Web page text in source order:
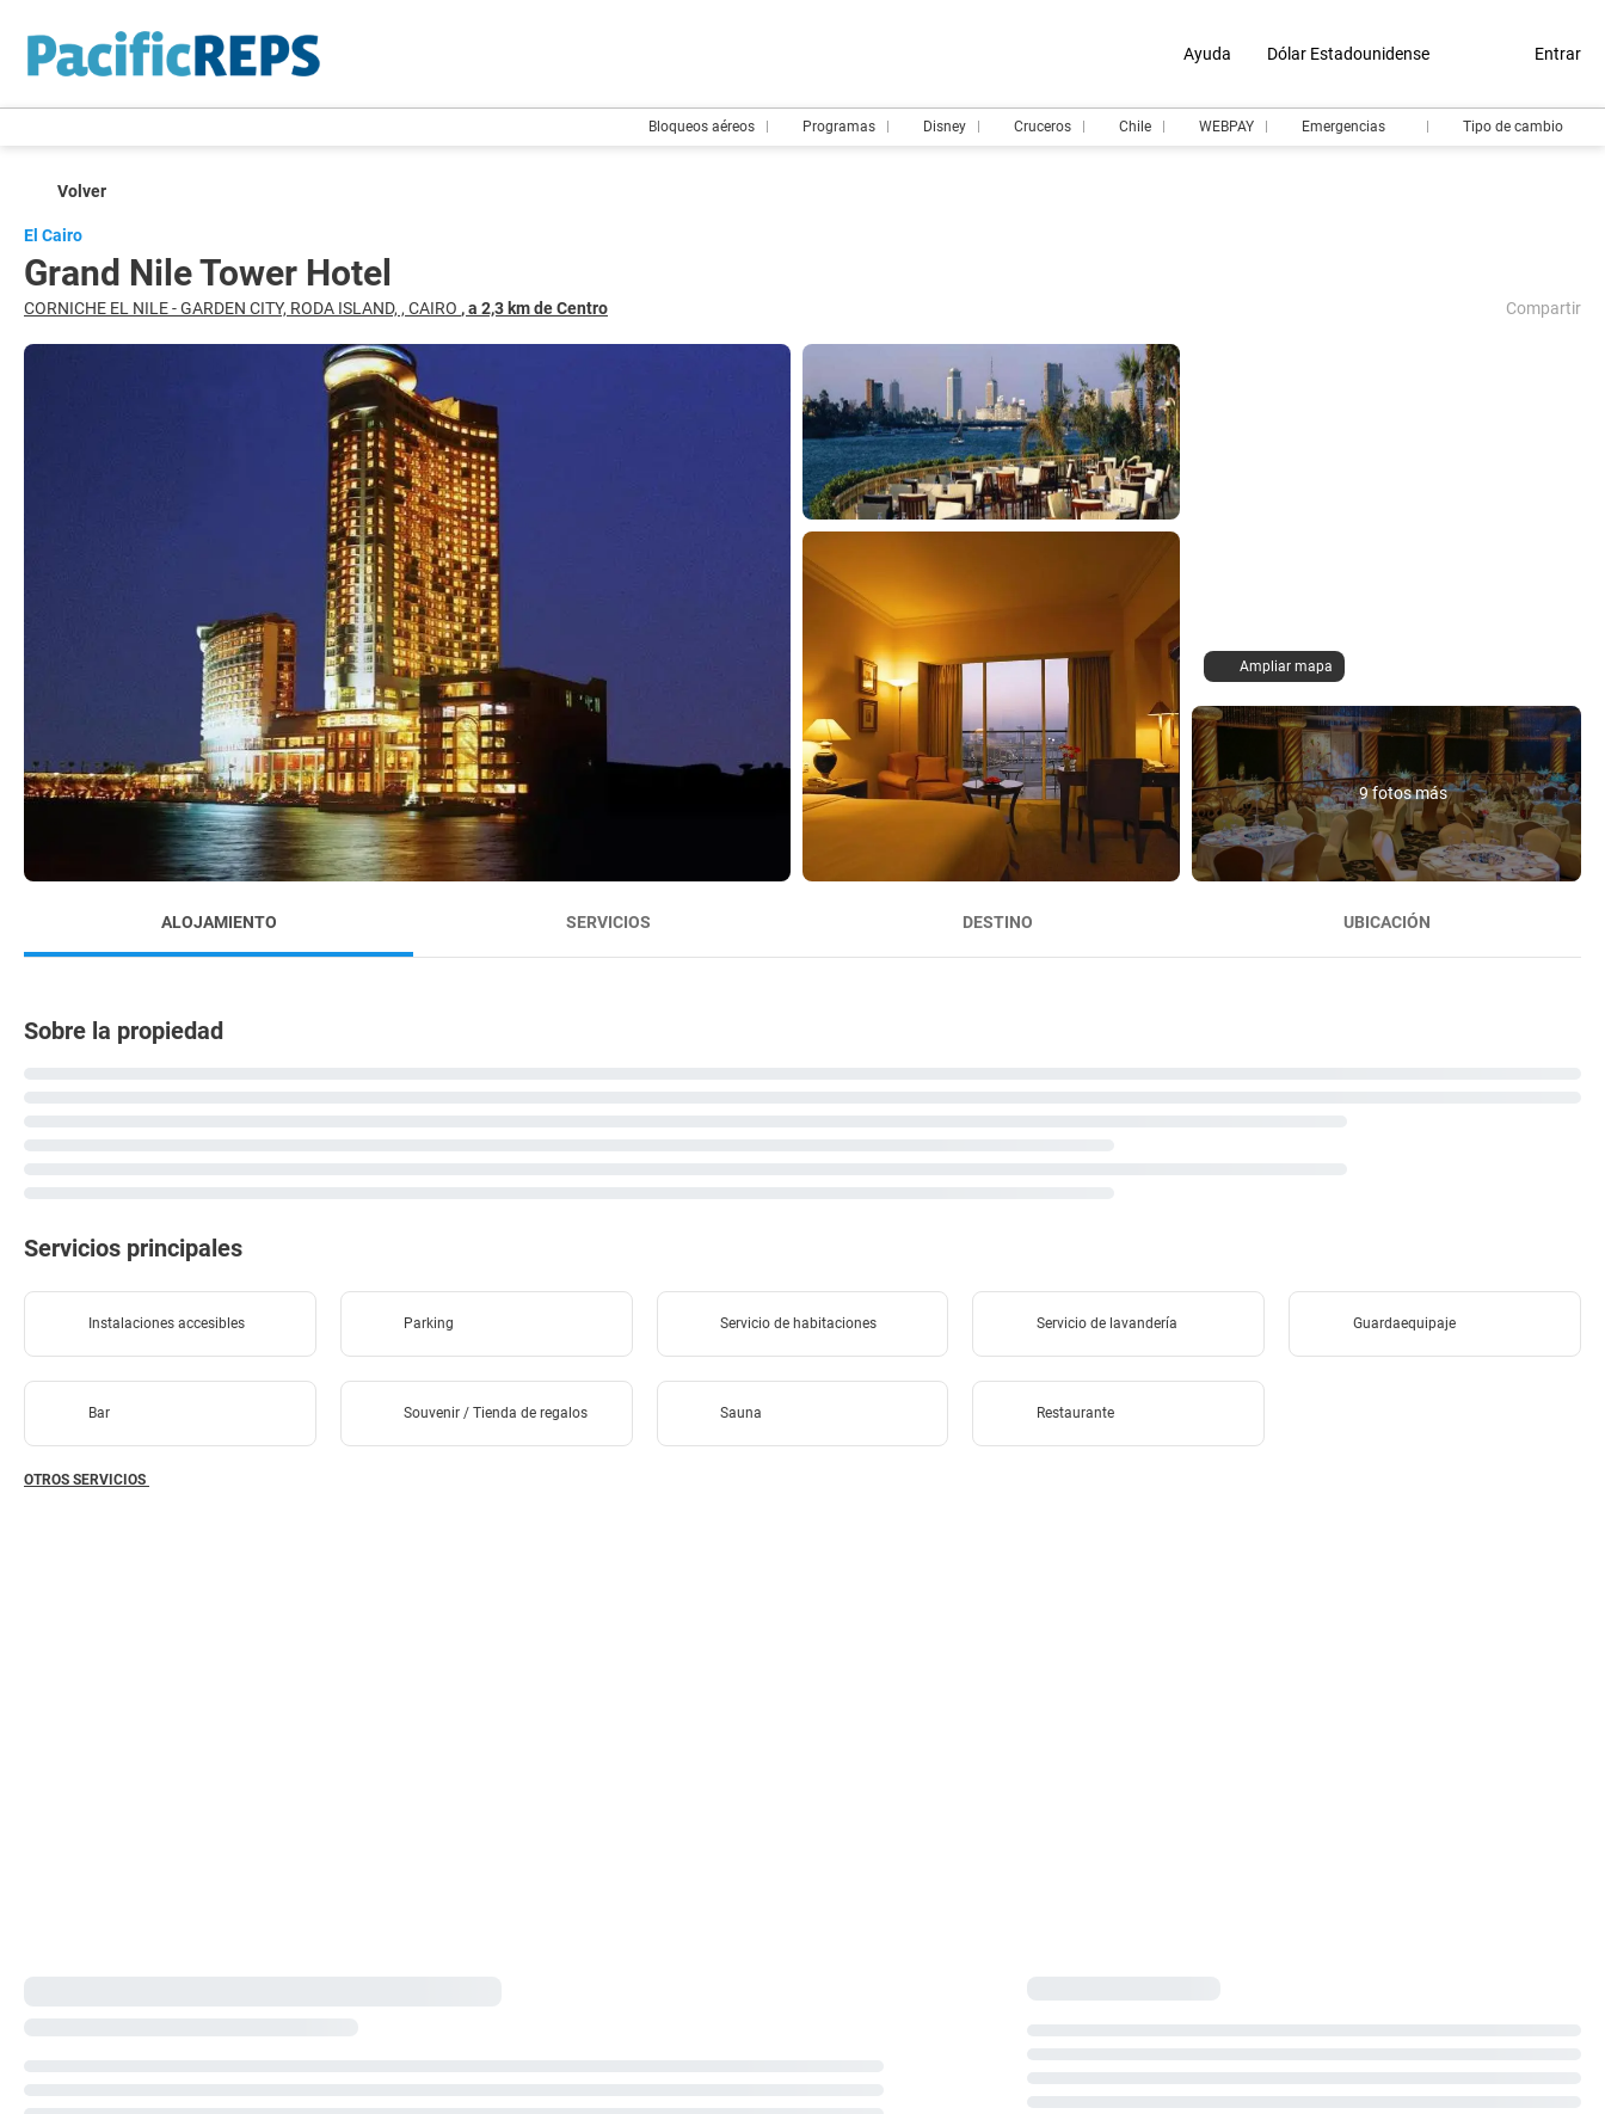
Ayuda Dólar Estadounidense Entrar
Bloqueos aéreos Programas Disney Cruceros Chile WEBPAY Emergencias Tipo de cambio
Volver
El Cairo
Grand Nile Tower Hotel
CORNICHE EL NILE - GARDEN CITY, RODA ISLAND, , CAIRO , a 2,3 km de Centro Compartir
Ampliar mapa
9 fotos más
ALOJAMIENTO SERVICIOS DESTINO UBICACIÓN
Sobre la propiedad
Servicios principales
Instalaciones accesibles Parking Servicio de habitaciones Servicio de lavandería Guardaequipaje
Bar Souvenir / Tienda de regalos Sauna Restaurante
OTROS SERVICIOS